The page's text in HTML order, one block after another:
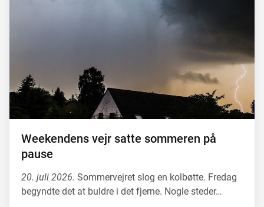
Weekendens vejr satte sommeren på
pause
20. juli 2026. Sommervejret slog en kolbøtte. Fredag
begyndte det at buldre i det fjerne. Nogle steder…